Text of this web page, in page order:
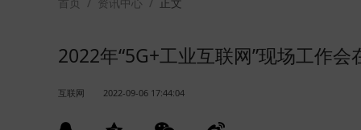
2022年“5G+工业互联网”现场工作会
互联网 2022-09-06 17:44:04